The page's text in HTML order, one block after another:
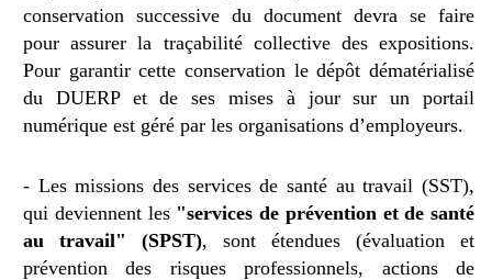
conservation successive du document devra se faire
pour assurer la traçabilité collective des expositions.
Pour garantir cette conservation le dépôt dématérialisé
du DUERP et de ses mises à jour sur un portail
numérique est géré par les organisations d’employeurs.
- Les missions des services de santé au travail (SST),
qui deviennent les "services de prévention et de santé
au travail" (SPST), sont étendues (évaluation et
prévention des risques professionnels, actions de